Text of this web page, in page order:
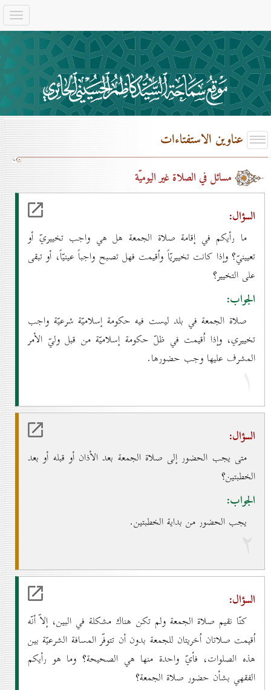
عناوين الاستفتاءات
مسائل في الصلاة غير اليوميّة
السؤال:
ما رأيكم في إقامة صلاة الجمعة هل هي واجب تخييريّ أو
تعيينيّ؟ وإذا كانت تخييريّاً واُقيمت فهل تصبح واجباً عينيّاً، أو تبقى
على التخيير؟
الجواب:
صلاة الجمعة في بلد ليست فيه حكومة إسلاميّة شرعيّة واجب
تخييري، وإذا اُقيمت في ظلّ حكومة إسلاميّة من قبل وليّ الأمر
المشرف عليها وجب حضورها.
۱
السؤال:
متى يجب الحضور إلى صلاة الجمعة بعد الأذان أو قبله أو بعد
الخطبتين؟
الجواب:
يجب الحضور من بداية الخطبتين.
۲
السؤال:
كنّا نقيم صلاة الجمعة ولم تكن هناك مشكلة في البين، إلاّ أنّه
اُقيمت صلاتان اُخريتان للجمعة بدون أن تتوفّر المسافة الشرعيّة بين
هذه الصلوات، فأيّ واحدة منها هي الصحيحة؟ وما هو رأيكم
الفقهي بشأن حضور صلاة الجمعة؟